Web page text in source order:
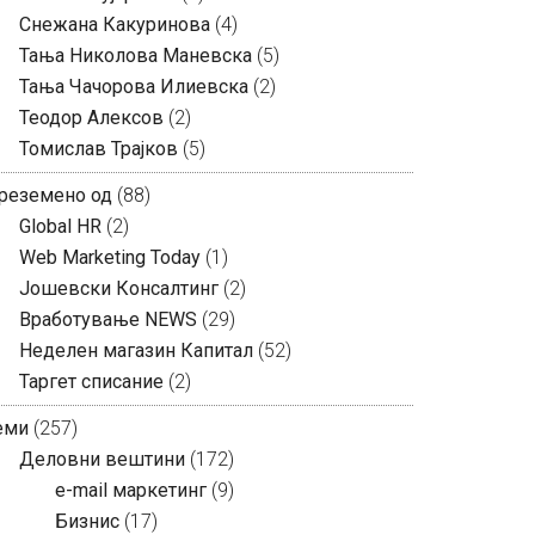
Снежана Какуринова (4)
Тања Николова Маневска (5)
Тања Чачорова Илиевска (2)
Теодор Алексов (2)
Томислав Трајков (5)
од (88)
Global HR (2)
Web Marketing Today (1)
Јошевски Консалтинг (2)
Вработување NEWS (29)
Неделен магазин Капитал (52)
Таргет списание (2)
(257)
Деловни вештини (172)
e-mail маркетинг (9)
Бизнис (17)